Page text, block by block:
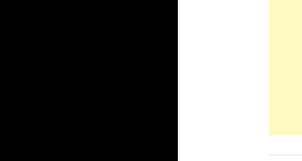
10